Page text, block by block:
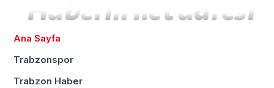
Ana Sayfa
Trabzonspor
Trabzon Haber